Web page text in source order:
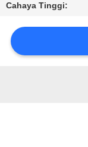
HUBUNGI
KAMI
Cahaya Tinggi: